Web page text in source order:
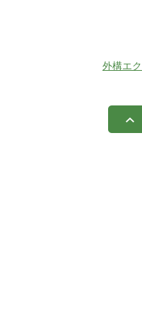
外構エ